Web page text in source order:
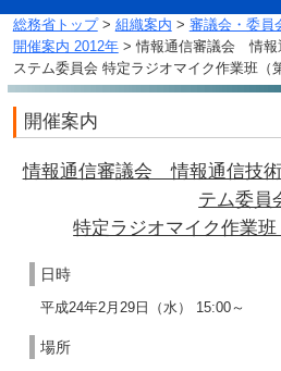
総務省トップ> 組織案内 > 審議会・委員
開催案内 2012年> 情報通信審議会 情報
ステム委員会 特定ラジオマイク作業班（
開催案内
情報通信審議会 情報通信技
テム委員
特定ラジオマイク作業
日時
平成24年2月29日（水） 15:00～
場所